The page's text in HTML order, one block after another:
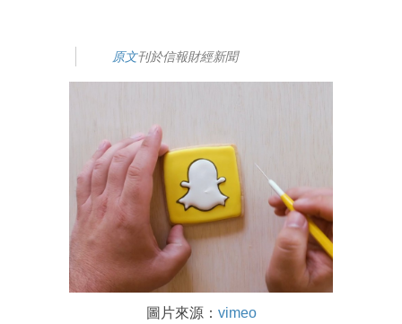
原文刊於信報財經新聞
圖片來源： vimeo